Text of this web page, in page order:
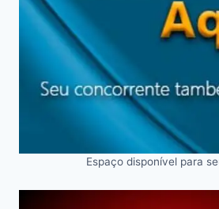
Espaço disponível para